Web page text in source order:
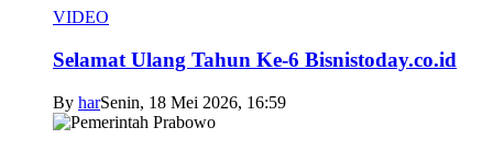
VIDEO
Selamat Ulang Tahun Ke-6 Bisnistoday.co.id
By harSenin, 18 Mei 2026, 16:59